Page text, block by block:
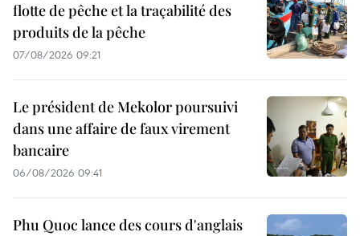
flotte de pêche et la traçabilité des
produits de la pêche
07/08/2026 09:21
Le président de Mekolor poursuivi
dans une affaire de faux virement
bancaire
06/08/2026 09:41
Phu Quoc lance des cours d'anglais